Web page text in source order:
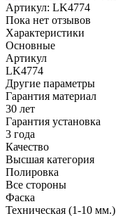
Артикул: LK4774
Пока нет отзывов
Характеристики
Основные
Артикул
LK4774
Другие параметры
Гарантия материал
30 лет
Гарантия установка
3 года
Качество
Высшая категория
Полировка
Все стороны
Фаска
Техническая (1-10 мм.)